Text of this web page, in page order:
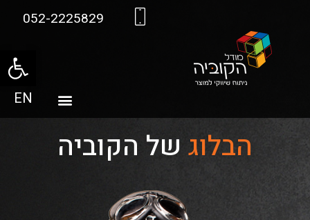
פתח
052-2225829
EN
הבלוג של הקוביה